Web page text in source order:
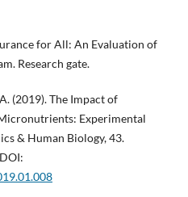
for All: An Evaluation of
Research gate.
(2019). The Impact of
Experimental
& Human Biology, 43.